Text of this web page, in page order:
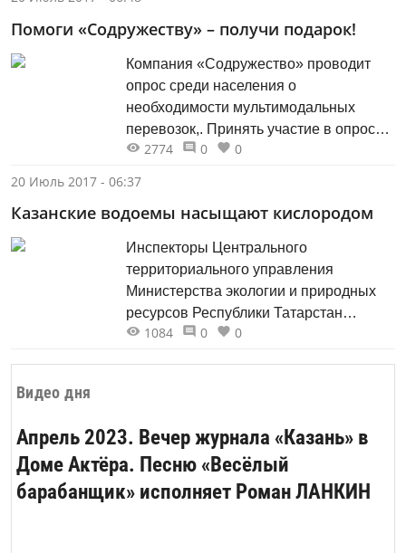
Видео дня
Апрель 2023. Вечер журнала «Казань» в
Доме Актёра. Песню «Весёлый
барабанщик» исполняет Роман ЛАНКИН
пользователям бесплатные
предоставлению сведений из единого
государственного реестра
недвижимости - за деньги. Обращаем
ваше внимание, что официальными
rosreestr.ru и...
Помоги «Содружеству» – получи подарок!
Компания «Содружество» проводит
опрос среди населения о
необходимости мультимодальных
перевозок,. Принять участие в опросе
можно на сайте АО «Содружество»,
Все пассажиры, принимающие участие
становятся участниками розыгрыша
сертификатов на бесплатную разовую
поездку в пригородном поезде в любом
направлении на полигоне
2774 0
0
20 Июль 2017 - 06:37
Казанские водоемы насыщают кислородом
Инспекторы Центрального
территориального управления
Министерства экологии и природных
ресурсов Республики Татарстан
обследовали качество воды и
водоохранной зоне, так как именно в
летний период наиболее часто
фиксируются нарушения . По словам
1084 0 0